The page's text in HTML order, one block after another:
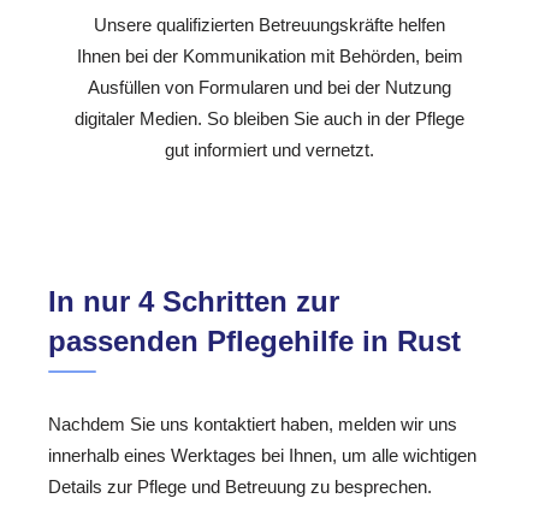
Unsere qualifizierten Betreuungskräfte helfen
Ihnen bei der Kommunikation mit Behörden, beim
Ausfüllen von Formularen und bei der Nutzung
digitaler Medien. So bleiben Sie auch in der Pflege
gut informiert und vernetzt.
In nur 4 Schritten zur
passenden Pflegehilfe in Rust
Nachdem Sie uns kontaktiert haben, melden wir uns
innerhalb eines Werktages bei Ihnen, um alle wichtigen
Details zur Pflege und Betreuung zu besprechen.